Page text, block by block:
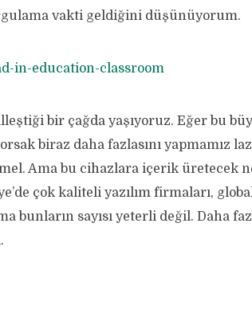
vakti geldiğini düşünüyorum.
bir çağda yaşıyoruz. Eğer bu
biraz daha fazlasını yapmamız
Ama bu cihazlara içerik üretecek
çok kaliteli yazılım firmaları,
bunların sayısı yeterli değil. Daha